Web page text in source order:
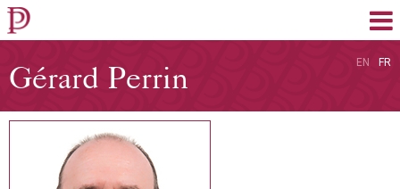
FR
EN
Gérard Perrin